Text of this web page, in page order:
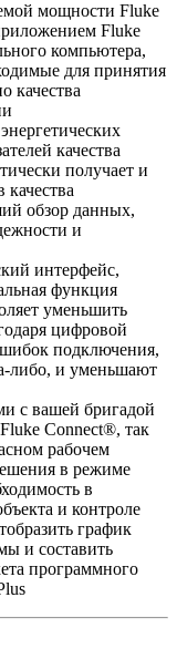
мощности Fluke
Fluke
компьютера,
для принятия
качества
качества
получает и
качества
обзор данных,
и
интерфейс,
функция
уменьшить
цифровой
подключения,
либо, и уменьшают
с вашей бригадой
Connect®, так
рабочем
в режиме
в
и контроле
график
и составить
программного